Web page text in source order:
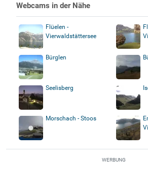
Webcams in der Nähe
Flüelen -
Vierwaldstättersee
Bürglen
Seelisberg
Morschach - Stoos
WERBUNG